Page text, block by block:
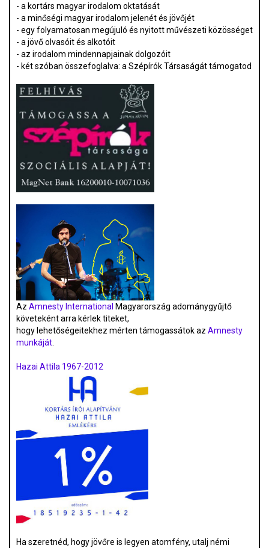
- a kortárs magyar irodalom oktatását
- a minőségi magyar irodalom jelenét és jövőjét
- egy folyamatosan megújuló és nyitott művészeti közösséget
- a jövő olvasóit és alkotóit
- az irodalom mindennapjainak dolgozóit
- két szóban összefoglalva: a Szépírók Társaságát támogatod
Az Amnesty International Magyarország adománygyűjtő
követeként arra kérlek titeket,
hogy lehetőségeitekhez mérten támogassátok az Amnesty
munkáját.
Hazai Attila 1967-2012
Ha szeretnéd, hogy jövőre is legyen atomfény, utalj némi